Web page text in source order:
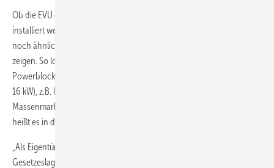
Ob die EVU den Mikro-KWK, wenn diese dann zu Hunderttausenden
installiert werden sollten, der Dezentralisierung der Stromversorgung
noch ähnlich offen gegenüberstehen wie heute, muss die Zukunft
zeigen. So lockt die Fa. Otag, Olsberg, Hersteller des „Lion
Powerblock“ (Leistung elektrisch: 0,2–2,2 kW, Leistung thermisch: 2,5–
16 kW), z.B. künftige Mikro-KWK-Betreiber mit Einnahmen, die in einem
Massenmarkt die EVU-Erlöse deutlich schmälern könnten. Wörtlich
heißt es in den Firmenunterlagen:
„Als Eigentümer eines ,Lion’ haben Sie nach der aktuellen
Gesetzeslage in Deutschland drei Einnahmequellen: